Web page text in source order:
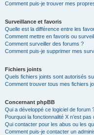
Comment puis-je trouver mes
Surveillance et favoris
Quelle est la différence entre les
Comment mettre en favoris ou
Comment surveiller des forums ?
Comment puis-je supprimer mes
Fichiers joints
Quels fichiers joints sont autorisés
Comment trouver tous mes fichiers
Concernant phpBB
Qui a développé ce logiciel de forum
Pourquoi la fonctionnalité X n’est pas
Qui contacter pour les abus ou les
Comment puis-je contacter un